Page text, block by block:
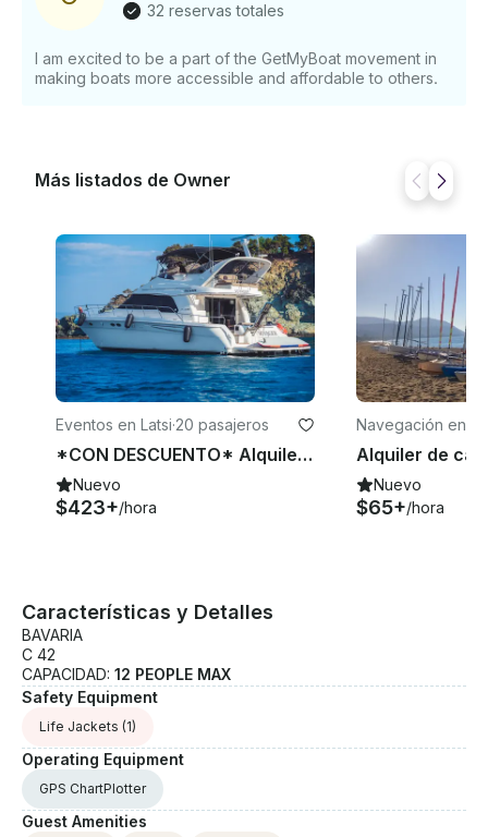
32 reservas totales
I am excited to be a part of the GetMyBoat movement in
making boats more accessible and affordable to others.
Más listados de Owner
Eventos en Latsi·20 pasajeros
*CON DESCUENTO* Alquile un yate a motor de 52 pies en Poli Crysochous
Nuevo
$423+/hora
Navegación en
Nuevo
$65+/hora
Características y Detalles
BAVARIA
C 42
CAPACIDAD: 12 PEOPLE MAX
Safety Equipment
Life Jackets (1)
Operating Equipment
GPS ChartPlotter
Guest Amenities